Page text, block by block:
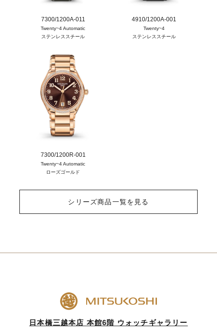
7300/1200A-011
Twenty~4 Automatic
ステンレススチール
4910/1200A-001
Twenty~4
ステンレススチール
7300/1200R-001
Twenty~4 Automatic
ローズゴールド
シリーズ商品一覧を見る
日本橋三越本店 本館6階 ウォッチギャラリー